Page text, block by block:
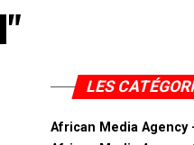
LES
African Media Agency